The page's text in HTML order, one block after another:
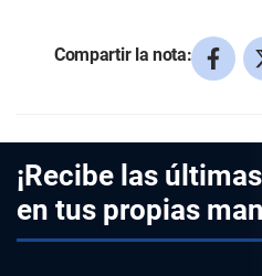
Compartir la nota:
¡Recibe las
en tus propias